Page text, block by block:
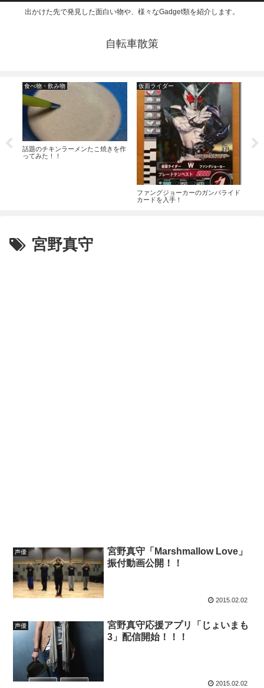
出かけた先で発見した面白い物や、様々なGadget類を紹介します。
自転車散策
食べ物・飲み物
話題のチキンラーメンたこ焼きを作
ってみた！！
仮面ライダー
ファングジョーカーのガンバライド
カードを入手！
セ
宮野真守
声優
宮野真守「Marshmallow Love」
振付動画公開！！
2015.02.02
声優
宮野真守応援アプリ「じょいまも
3」配信開始！！！
2015.02.02